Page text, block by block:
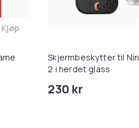
Legg Mario Kart World - Switch
Kjøp
Skjermbeskytter til
2 i herdet glass
230 kr